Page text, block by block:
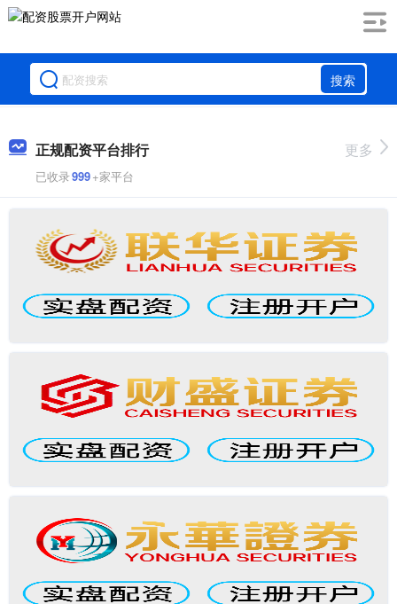
搜索
正规配资平台排行
已收录999+家平台
更多